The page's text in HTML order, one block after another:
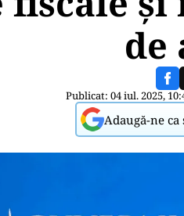
de
Publicat: 04 iul. 2025,
Adaugă-ne